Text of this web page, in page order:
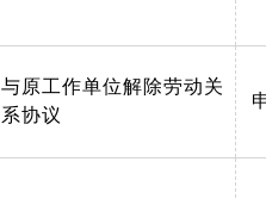
与原工作单位解除劳动关
系协议